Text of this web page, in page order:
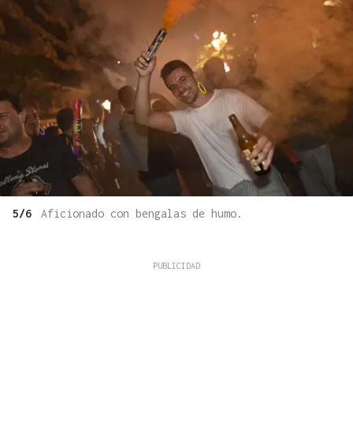
5/6 Aficionado con bengalas de humo.